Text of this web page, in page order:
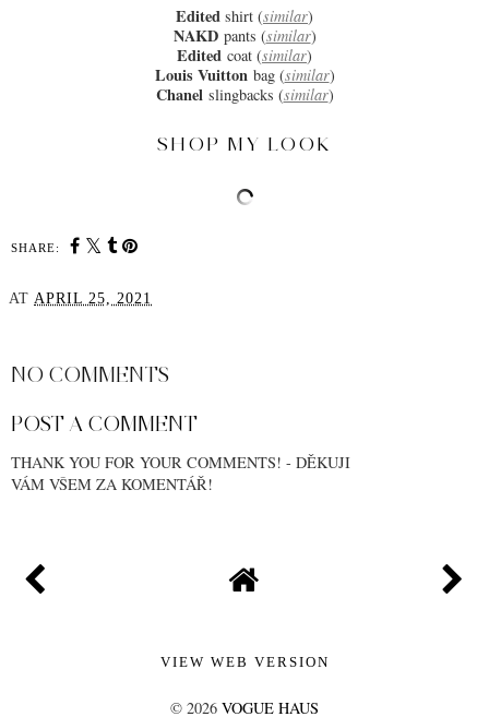
Edited shirt (similar)
NAKD pants (similar)
Edited coat (similar)
Louis Vuitton bag (similar)
Chanelslingbacks (similar)
SHOP MY LOOK
SHARE:
AT APRIL 25, 2021
NO COMMENTS
POST A COMMENT
THANK YOU FOR YOUR COMMENTS! - DĚKUJI
VÁM VŠEM ZA KOMENTÁŘ!
VIEW WEB VERSION
© 2026 VOGUE HAUS